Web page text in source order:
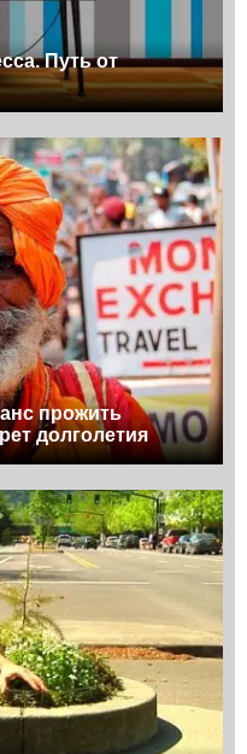
Путь от
прожить
долголетия